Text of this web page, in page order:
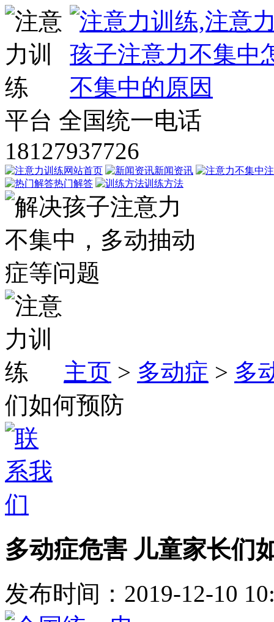
平台 全国统一电话
18127937726
网站首页 新闻资讯
热门解答
训练方法
主页 > 多动症 > 多
们如何预防
多动症危害 儿童家长们
发布时间：2019-12-10